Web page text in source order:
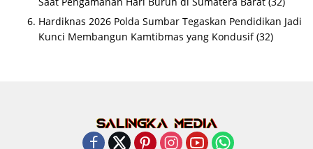
Hardiknas 2026 Polda Sumbar Tegaskan Pendidikan Jadi
Kunci Membangun Kamtibmas yang Kondusif (32)